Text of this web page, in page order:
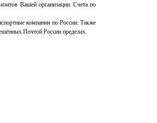
Вашей организации. Счета по
компании по России. Также
Почтой России пределах.